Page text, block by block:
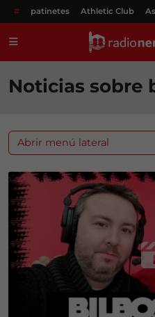
# patinetes Athletic Club
Noticias sobre
Abrir menú lateral